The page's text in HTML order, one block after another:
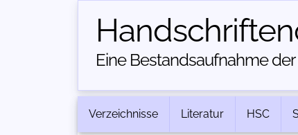
Eine Bestandsaufnahme
Verzeichnisse Literatur HSC